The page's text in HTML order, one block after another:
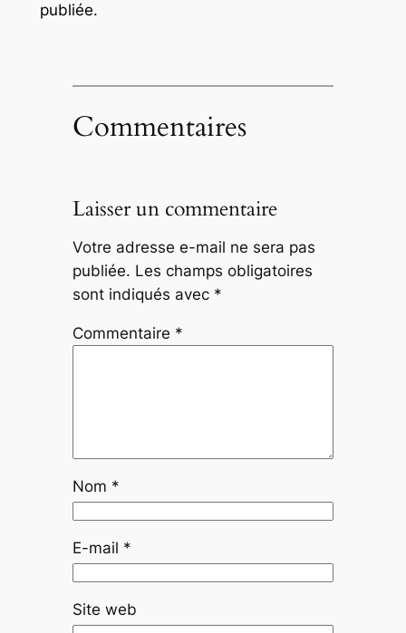
publiée.
Commentaires
Laisser un commentaire
Votre adresse e-mail ne sera pas
publiée. Les champs obligatoires
sont indiqués avec *
Commentaire *
Nom *
E-mail *
Site web